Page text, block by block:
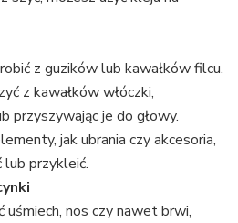
z guzików lub kawałków filcu.
z kawałków włóczki,
przyszywając je do głowy.
jak ubrania czy akcesoria,
lub przykleić.
uśmiech, nos czy nawet brwi,